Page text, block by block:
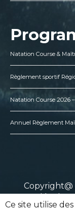
Natation Course &
Règlement sportif
Natation Course 2026
Annuel Règlement
Copyright@
légales
Ce site utilise